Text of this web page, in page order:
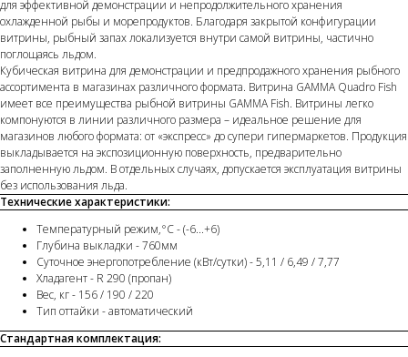
для эффективной демонстрации и непродолжительного хранения
охлажденной рыбы и морепродуктов. Благодаря закрытой конфигурации
витрины, рыбный запах локализуется внутри самой витрины, частично
поглощаясь льдом.
Кубическая витрина для демонстрации и предпродажного хранения рыбного
ассортимента в магазинах различного формата. Витрина GAMMA Quadro Fish
имеет все преимущества рыбной витрины GAMMA Fish. Витрины легко
компонуются в линии различного размера – идеальное решение для
магазинов любого формата: от «экспресс» до супери гипермаркетов. Продукция
выкладывается на экспозиционную поверхность, предварительно
заполненную льдом. В отдельных случаях, допускается эксплуатация витрины
без использования льда.
Технические характеристики:
Температурный режим,°С - (-6...+6)
Глубина выкладки - 760мм
Суточное энергопотребление (кВт/сутки) - 5,11 / 6,49 / 7,77
Хладагент - R 290 (пропан)
Вес, кг - 156 / 190 / 220
Тип оттайки - автоматический
Стандартная комплектация: